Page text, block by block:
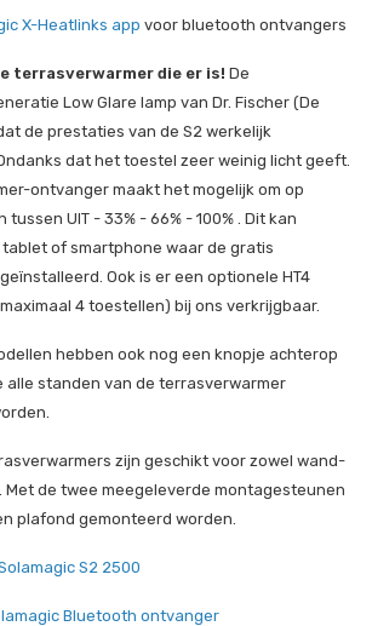
X-Heatlinks app voor bluetooth ontvangers
terrasverwarmer die er is! De
Low Glare lamp van Dr. Fischer (De
de prestaties van de S2 werkelijk
dat het toestel zeer weinig licht geeft.
ontvanger maakt het mogelijk om op
UIT - 33% - 66% - 100% . Dit kan
of smartphone waar de gratis
Ook is er een optionele HT4
4 toestellen) bij ons verkrijgbaar.
hebben ook nog een knopje achterop
alle standen van de terrasverwarmer
zijn geschikt voor zowel wand-
Met de twee meegeleverde montagesteunen
plafond gemonteerd worden.
S2 2500
Bluetooth ontvanger